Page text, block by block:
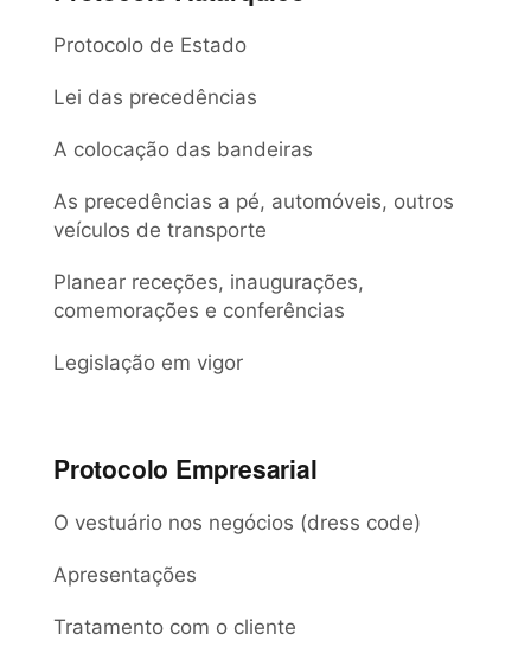
Protocolo de Estado
Lei das precedências
A colocação das bandeiras
As precedências a pé, automóveis, outros
veículos de transporte
Planear receções, inaugurações,
comemorações e conferências
Legislação em vigor
Protocolo Empresarial
O vestuário nos negócios (dress code)
Apresentações
Tratamento com o cliente